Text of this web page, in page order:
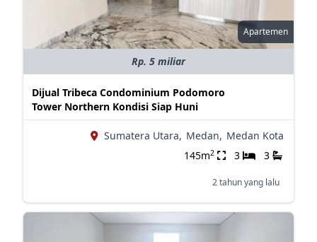
Apartemen
Rp. 5 miliar
Dijual Tribeca Condominium Podomoro
Tower Northern Kondisi Siap Huni
Sumatera Utara, Medan, Medan Kota
145m2 3 3
2 tahun yang lalu